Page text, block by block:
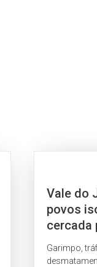
Vale do
povos
cercada
Garimpo,